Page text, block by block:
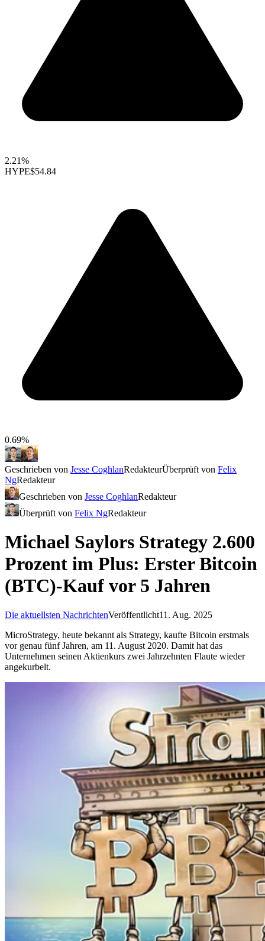
2.21%
HYPE$54.84
0.69%
Geschrieben von Jesse CoghlanRedakteurÜberprüft von Felix
NgRedakteur
Geschrieben von Jesse CoghlanRedakteur
Überprüft von Felix NgRedakteur
Michael Saylors Strategy 2.600
Prozent im Plus: Erster Bitcoin
(BTC)-Kauf vor 5 Jahren
Die aktuellsten NachrichtenVeröffentlicht11. Aug. 2025
MicroStrategy, heute bekannt als Strategy, kaufte Bitcoin erstmals
vor genau fünf Jahren, am 11. August 2020. Damit hat das
Unternehmen seinen Aktienkurs zwei Jahrzehnten Flaute wieder
angekurbelt.